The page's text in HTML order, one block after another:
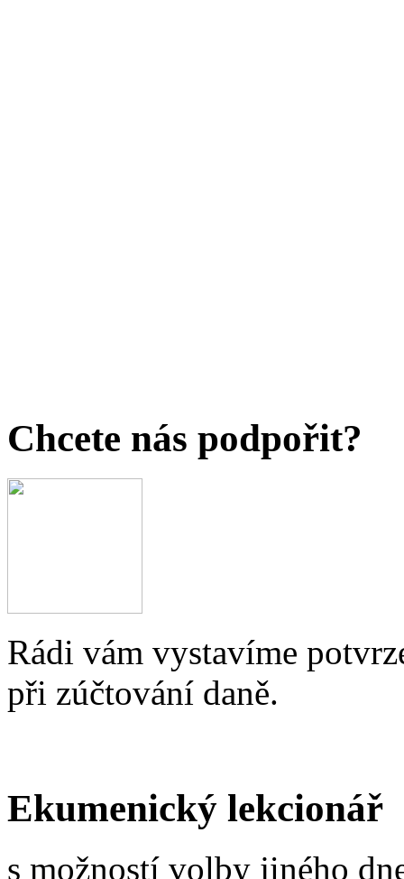
Chcete nás podpořit?
Rádi vám vystavíme
při zúčtování daně.
Ekumenický lekcionář
s možností volby jiného